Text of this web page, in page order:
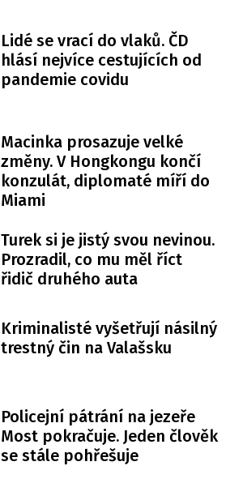
Lidé se vrací do vlaků. ČD
hlásí nejvíce cestujících od
pandemie covidu
Macinka prosazuje velké
změny. V Hongkongu končí
konzulát, diplomaté míří do
Miami
Turek si je jistý svou nevinou.
Prozradil, co mu měl říct
řidič druhého auta
Kriminalisté vyšetřují násilný
trestný čin na Valašsku
Policejní pátrání na jezeře
Most pokračuje. Jeden člověk
se stále pohřešuje